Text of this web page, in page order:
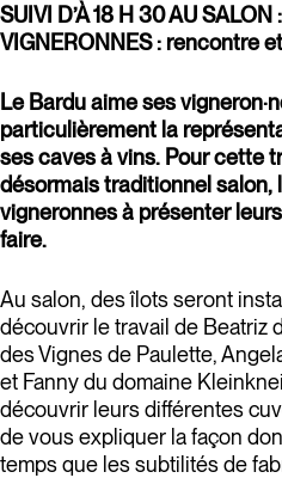
SUIVI D’À 18 H 30 AU SALON
VIGNERONNES : rencontre
Le Bardu aime ses
particulièrement la
ses caves à vins. Pour cette
désormais traditionnel salon,
vigneronnes à présenter
faire.
Au salon, des îlots seront
découvrir le travail de Beatriz
des Vignes de Paulette,
et Fanny du domaine
découvrir leurs différentes
de vous expliquer la façon
temps que les subtilités de